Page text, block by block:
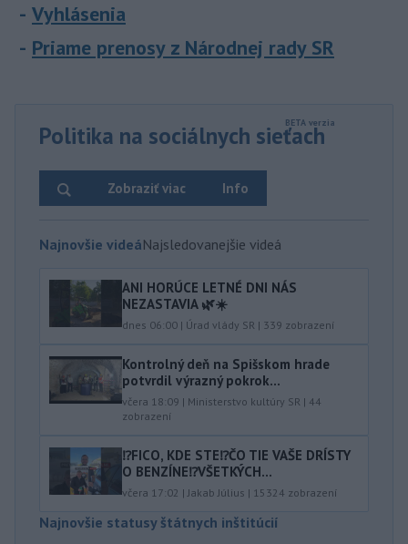
Vyhlásenia
Priame prenosy z Národnej rady SR
Politika na sociálnych sieťach
Info
Zobraziť viac
Najnovšie videáNajsledovanejšie videá
ANI HORÚCE LETNÉ DNI NÁS
NEZASTAVIA 🌿☀️
dnes 06:00 | Úrad vlády SR | 339 zobrazení
Kontrolný deň na Spišskom hrade
potvrdil výrazný pokrok...
včera 18:09 | Ministerstvo kultúry SR | 44
zobrazení
⁉️FICO, KDE STE⁉️ČO TIE VAŠE DRÍSTY
O BENZÍNE⁉️VŠETKÝCH...
včera 17:02 |Jakab Július | 15324 zobrazení
Najnovšie statusy štátnych inštitúcií